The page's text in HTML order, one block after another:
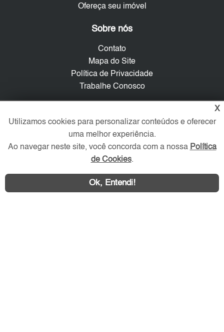
Ofereça seu imóvel
Sobre nós
Contato
Mapa do Site
Política de Privacidade
Trabalhe Conosco
Redes Sociais
X
Utilizamos cookies para personalizar conteúdos e oferecer
uma melhor experiência.
Ao navegar neste site, você concorda com a nossa Política
de Cookies.
Ok, Entendi!